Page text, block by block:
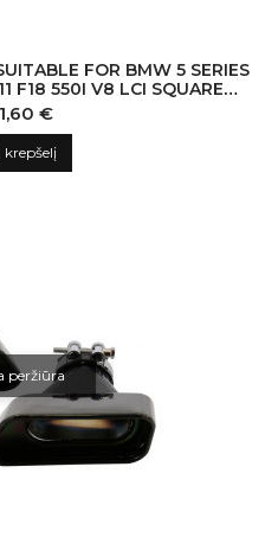
FOR BMW 5 SERIES
F18 550I V8 LCI SQUARE
€
krepšelį
peržiūra